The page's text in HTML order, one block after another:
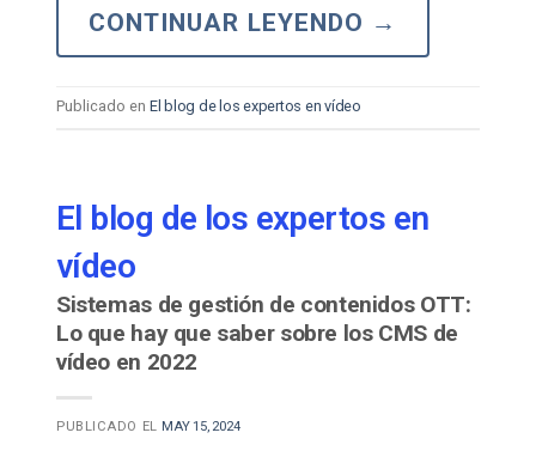
CONTINUAR LEYENDO →
Publicado en El blog de los expertos en vídeo
El blog de los expertos en
vídeo
Sistemas de gestión de contenidos OTT:
Lo que hay que saber sobre los CMS de
vídeo en 2022
PUBLICADO EL MAY 15, 2024